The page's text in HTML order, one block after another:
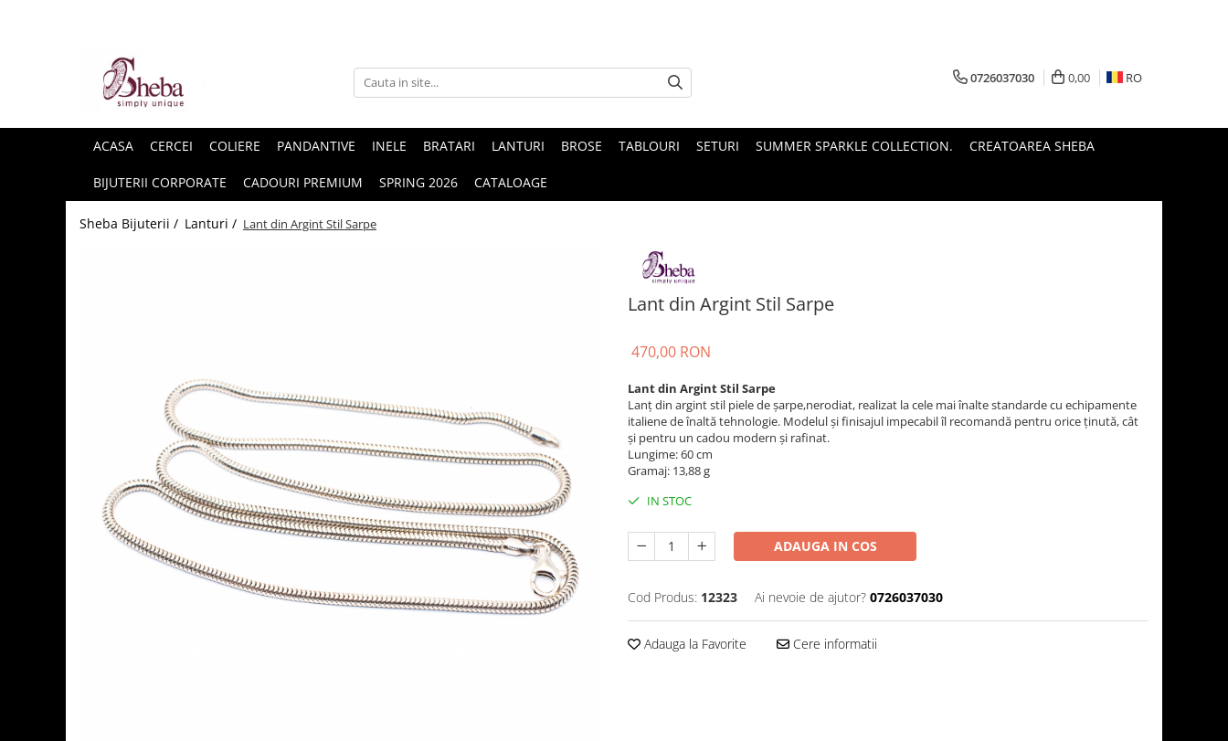
0726037030 0,00 RO
ACASA CERCEI COLIERE PANDANTIVE INELE BRATARI LANTURI BROSE TABLOURI SETURI SUMMER SPARKLE COLLECTION. CREATOAREA SHEBA
BIJUTERII CORPORATE CADOURI PREMIUM SPRING 2026 CATALOAGE
Sheba Bijuterii / Lanturi / Lant din Argint Stil Sarpe
Lant din Argint Stil Sarpe
470,00 RON
Lant din Argint Stil Sarpe
Lanț din argint stil piele de șarpe,nerodiat, realizat la cele mai înalte standarde cu echipamente
italiene de înaltă tehnologie. Modelul și finisajul impecabil îl recomandă pentru orice ținută, cât
și pentru un cadou modern și rafinat.
Lungime: 60 cm
Gramaj: 13,88 g
IN STOC
ADAUGA IN COS
Cod Produs: 12323 Ai nevoie de ajutor? 0726037030
Adauga la Favorite Cere informatii